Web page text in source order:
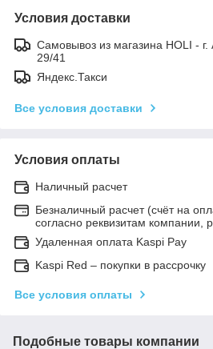
Условия доставки
Самовывоз из магазина HOLI -
29/41
Яндекс.Такси
Все условия доставки
Условия оплаты
Наличный расчет
Безналичный расчет (счёт на
согласно реквизитам компании,
Удаленная оплата Kaspi Pay
Kaspi Red – покупки в рассрочку
Все условия оплаты
Подобные товары компании